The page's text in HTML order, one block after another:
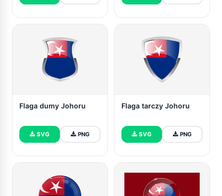
Flaga dumy Johoru
SVG PNG
Flaga tarczy Johoru
SVG PNG